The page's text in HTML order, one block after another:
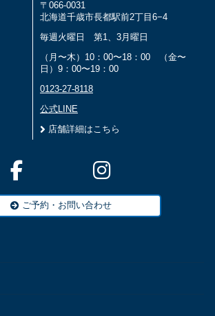
〒066-0031
北海道千歳市長都駅前2丁目6−4
毎週火曜日 第1、3月曜日
（月〜木）10：00〜18：00 （金〜
日）9：00〜19：00
0123-27-8118
公式LINE
店舗詳細はこちら
ご予約・お問い合わせ